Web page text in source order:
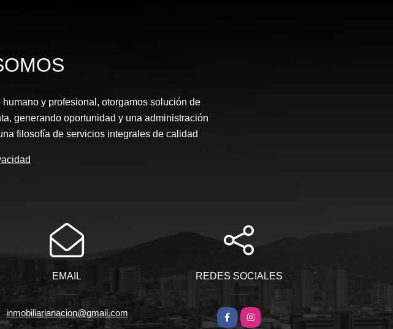
y profesional, otorgamos solución de
generando oportunidad y una administración
filosofía de servicios integrales de calidad
EMAIL
inmobiliarianacion@gmail.com
REDES SOCIALES
Facebook
Instagram